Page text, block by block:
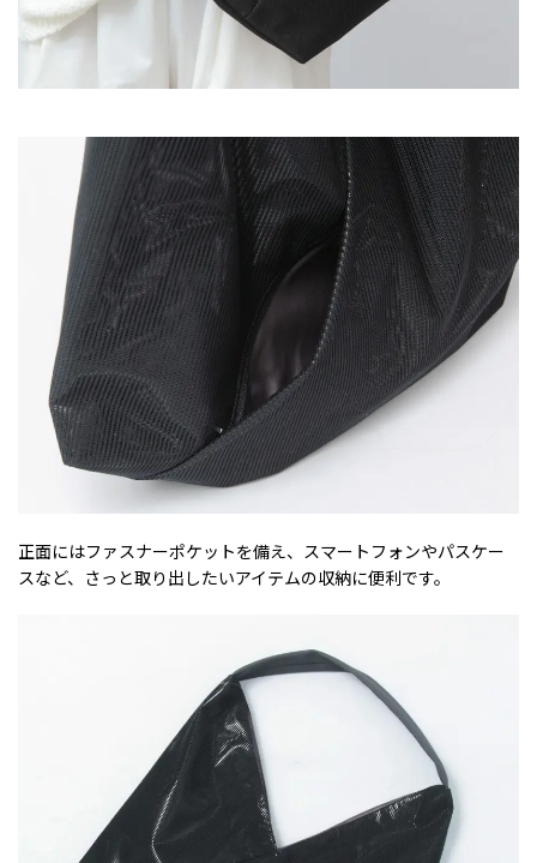
正面にはファスナーポケットを備え、スマートフォンやパスケー
スなど、さっと取り出したいアイテムの収納に便利です。